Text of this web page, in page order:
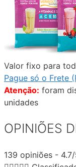
Valor fixo para
Pague só o Frete
Atenção: foram
unidades
OPINIÕES
139 opiniões -